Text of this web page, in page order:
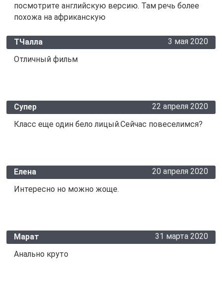
посмотрите английскую версию. Там речь более
похожа на африканскую
ТЧалла
3 мая 2020
Отличный фильм
Супер
22 апреля 2020
Класс еще один бело лицый.Сейчас повеселимся?
Елена
20 апреля 2020
Интересно но можно жоще.
Марат
31 марта 2020
Анально круто